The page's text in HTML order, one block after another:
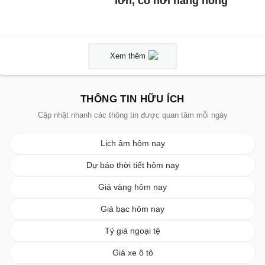
Xem thêm
THÔNG TIN HỮU ÍCH
Cập nhật nhanh các thông tin được quan tâm mỗi ngày
Lịch âm hôm nay
Dự báo thời tiết hôm nay
Giá vàng hôm nay
Giá bạc hôm nay
Tỷ giá ngoại tệ
Giá xe ô tô